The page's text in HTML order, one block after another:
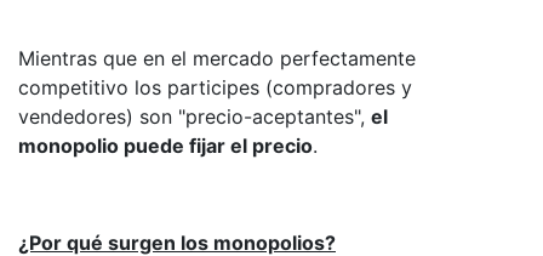
Mientras que en el mercado perfectamente
competitivo los participes (compradores y
vendedores) son "precio-aceptantes", el
monopolio puede fijar el precio.
¿Por qué surgen los monopolios?